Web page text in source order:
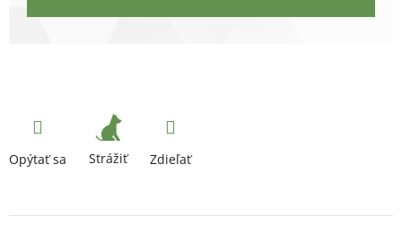
Opýtať sa Strážiť Zdieľať